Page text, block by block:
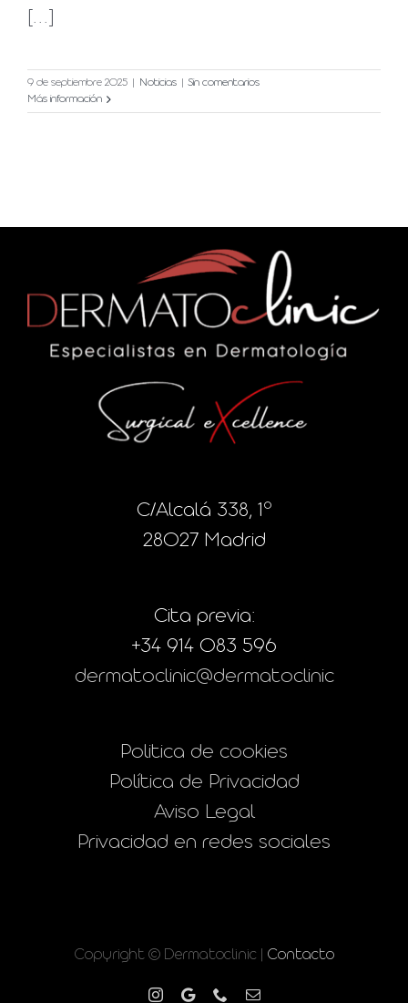
[...]
9 de septiembre 2025 Noticias
Sin comentarios
Más información
C/Alcalá 338, 1º
28027 Madrid
Cita previa:
+34 914 083 596
dermatoclinic@dermatoclinic
Politica de cookies
Política de Privacidad
Aviso Legal
Privacidad en redes sociales
Copyright © Dermatoclinic | Contacto
Instagram
Google PhoneCorreo